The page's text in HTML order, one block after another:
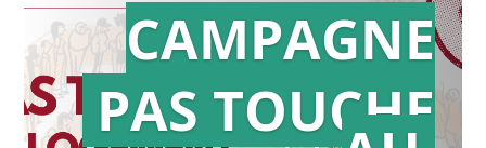
Action en
CAMPAGNE
PAS TOUCHE